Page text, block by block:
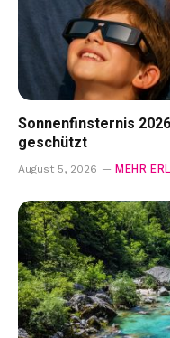
Sonnenfinsternis
geschützt
August 5, 2026 MEHR